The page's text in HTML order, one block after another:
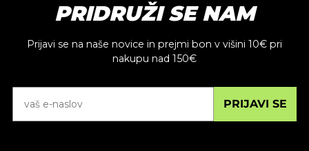
PRIDRUŽI SE NAM
Prijavi se na naše novice in prejmi bon v višini 10€ pri
nakupu nad 150€
PRIJAVI SE